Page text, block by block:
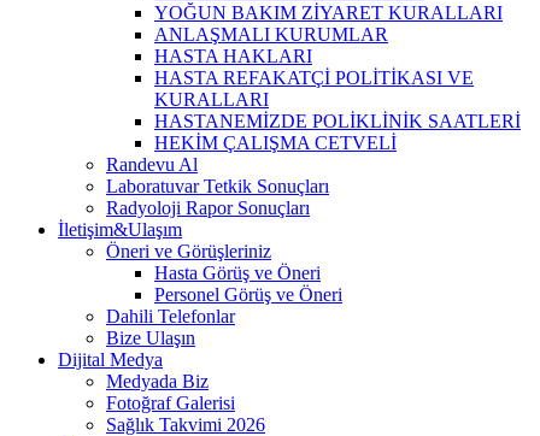
YOĞUN BAKIM ZİYARET KURALLARI
ANLAŞMALI KURUMLAR
HASTA HAKLARI
HASTA REFAKATÇİ POLİTİKASI VE
KURALLARI
HASTANEMİZDE POLİKLİNİK SAATLERİ
HEKİM ÇALIŞMA CETVELİ
Randevu Al
Laboratuvar Tetkik Sonuçları
Radyoloji Rapor Sonuçları
İletişim&Ulaşım
Öneri ve Görüşleriniz
Hasta Görüş ve Öneri
Personel Görüş ve Öneri
Dahili Telefonlar
Bize Ulaşın
Dijital Medya
Medyada Biz
Fotoğraf Galerisi
Sağlık Takvimi 2026